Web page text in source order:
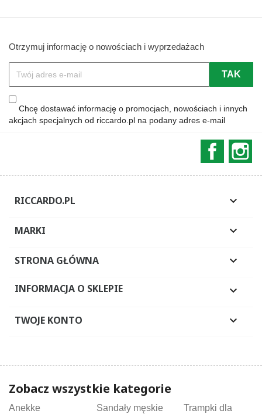
Otrzymuj informację o nowościach i wyprzedażach
Chcę dostawać informację o promocjach, nowościach i innych
akcjach specjalnych od riccardo.pl na podany adres e-mail
RICCARDO.PL 
MARKI 
STRONA GŁÓWNA 
INFORMACJA O SKLEPIE 
TWOJE KONTO 
Zobacz wszystkie kategorie
Anekke Sandały męskie
Trampki dla